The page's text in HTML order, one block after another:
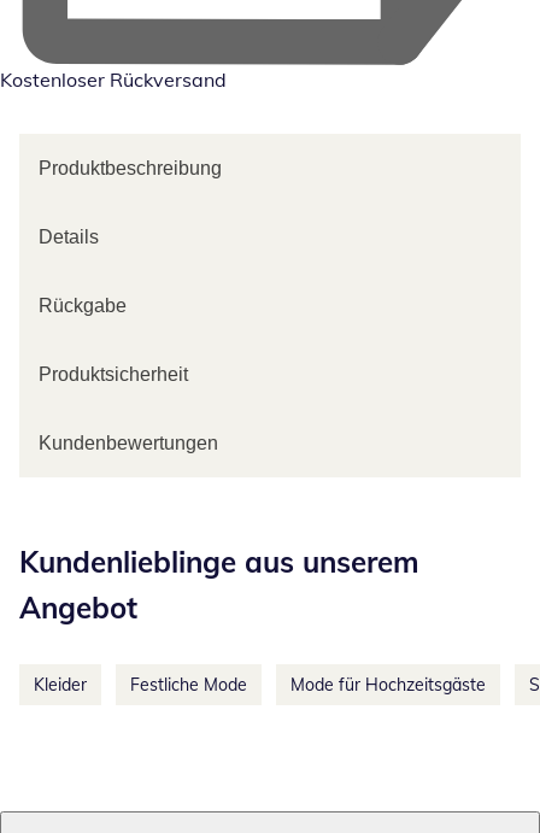
Kostenloser Rückversand
Produktbeschreibung
Details
Rückgabe
Produktsicherheit
Kundenbewertungen
Kundenlieblinge aus unserem
Angebot
Kleider Festliche Mode Mode für Hochzeitsgäste